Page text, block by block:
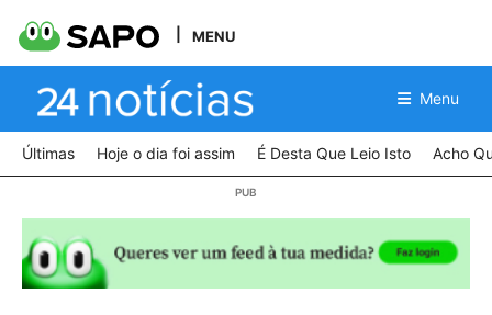
MENU
Menu
Últimas Hoje o dia foi assim É Desta Que Leio Isto Acho